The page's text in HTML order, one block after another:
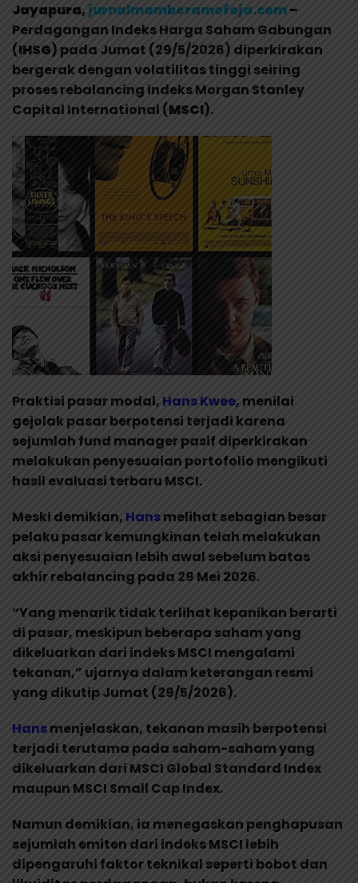
Jayapura, jurnalmamberamofoja.com–
Perdagangan Indeks Harga Saham Gabungan
(IHSG) pada Jumat (29/5/2026) diperkirakan
bergerak dengan volatilitas tinggi seiring
proses rebalancing indeks Morgan Stanley
Capital International (MSCI).
Praktisi pasar modal, Hans Kwee, menilai
gejolak pasar berpotensi terjadi karena
sejumlah fund manager pasif diperkirakan
melakukan penyesuaian portofolio mengikuti
hasil evaluasi terbaru MSCI.
Meski demikian, Hansmelihat sebagian besar
pelaku pasar kemungkinan telah melakukan
aksi penyesuaian lebih awal sebelum batas
akhir rebalancing pada 29 Mei 2026.
“Yang menarik tidak terlihat kepanikan berarti
di pasar, meskipun beberapa saham yang
dikeluarkan dari indeks MSCI mengalami
tekanan,” ujarnya dalam keterangan resmi
yang dikutip Jumat (29/5/2026).
Hansmenjelaskan, tekanan masih berpotensi
terjadi terutama pada saham-saham yang
dikeluarkan dari MSCI Global Standard Index
maupun MSCI Small Cap Index.
Namun demikian, ia menegaskan penghapusan
sejumlah emiten dari indeks MSCI lebih
dipengaruhi faktor teknikal seperti bobot dan